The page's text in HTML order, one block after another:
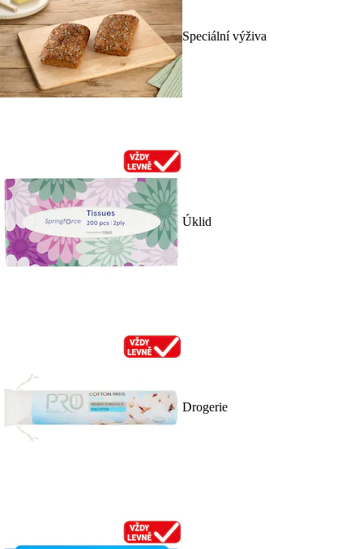
Speciální výživa
Úklid
Drogerie